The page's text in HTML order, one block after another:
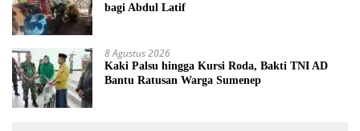
bagi Abdul Latif
8 Agustus 2026
Kaki Palsu hingga Kursi Roda, Bakti TNI AD
Bantu Ratusan Warga Sumenep